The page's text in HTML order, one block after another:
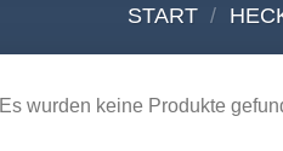
START /
Es wurden keine Produkte